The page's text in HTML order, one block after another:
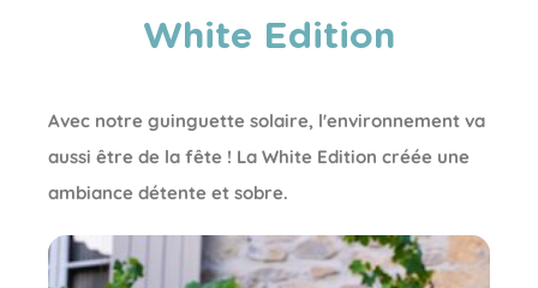
White Edition
Avec notre guinguette solaire, l'environnement va
aussi être de la fête ! La White Edition créée une
ambiance détente et sobre.